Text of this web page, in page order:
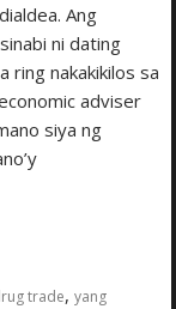
Ang
ni dating
ring nakakikilos sa
adviser
siya ng
trade,yang